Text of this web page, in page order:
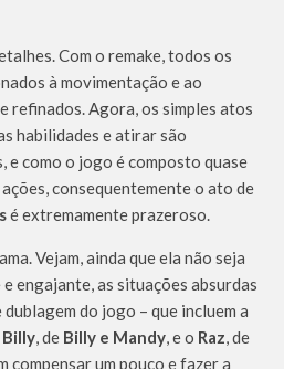
Com o remake, todos os
à movimentação e ao
refinados. Agora, os simples atos
habilidades e atirar são
e como o jogo é composto quase
consequentemente o ato de
é extremamente prazeroso.
Vejam, ainda que ela não seja
engajante, as situações absurdas
do jogo – que incluem a
Billy, de Billy e Mandy, e o Raz, de
compensar um pouco e fazer a